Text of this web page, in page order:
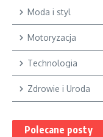
Moda i styl
Motoryzacja
Technologia
Zdrowie i Uroda
Polecane posty